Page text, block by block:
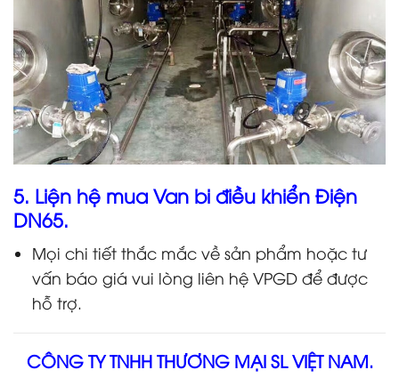
5. Liện hệ mua Van bi điều khiển Điện
DN65.
Mọi chi tiết thắc mắc về sản phẩm hoặc tư
vấn báo giá vui lòng liên hệ VPGD để được
hỗ trợ.
CÔNG TY TNHH THƯƠNG MẠI SL VIỆT NAM.